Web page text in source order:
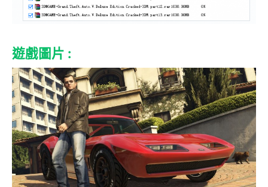
遊戲圖片 :